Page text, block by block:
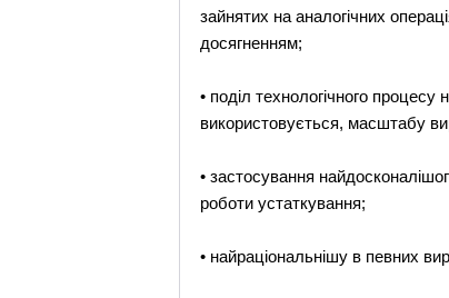
зайнятих на аналогічних
досягненням;
• поділ технологічного
використовується, масштабу
• застосування
роботи устаткування;
• найраціональнішу в певних